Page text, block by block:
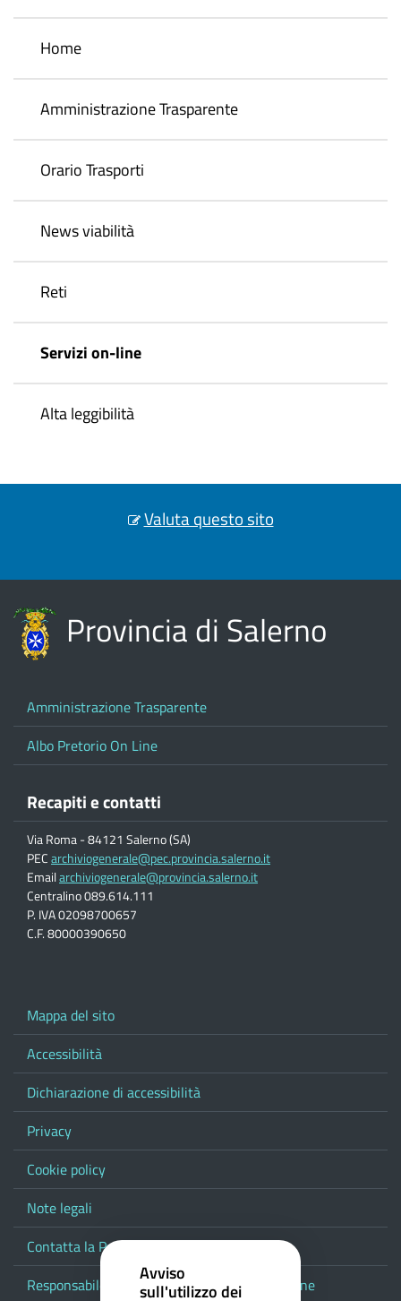
Home
Amministrazione Trasparente
Orario Trasporti
News viabilità
Reti
Servizi on-line
Alta leggibilità
Valuta questo sito
Provincia di Salerno
Amministrazione Trasparente
Albo Pretorio On Line
Recapiti e contatti
Via Roma - 84121 Salerno (SA)
PECarchiviogenerale@pec.provincia.salerno.it
Emailarchiviogenerale@provincia.salerno.it
Centralino 089.614.111
P. IVA 02098700657
C.F. 80000390650
Mappa del sito
Accessibilità
Dichiarazione di accessibilità
Privacy
Cookie policy
Note legali
Contatta la Provincia
Responsabile del procedimento di pubblicazione
Avviso
sull'utilizzo dei